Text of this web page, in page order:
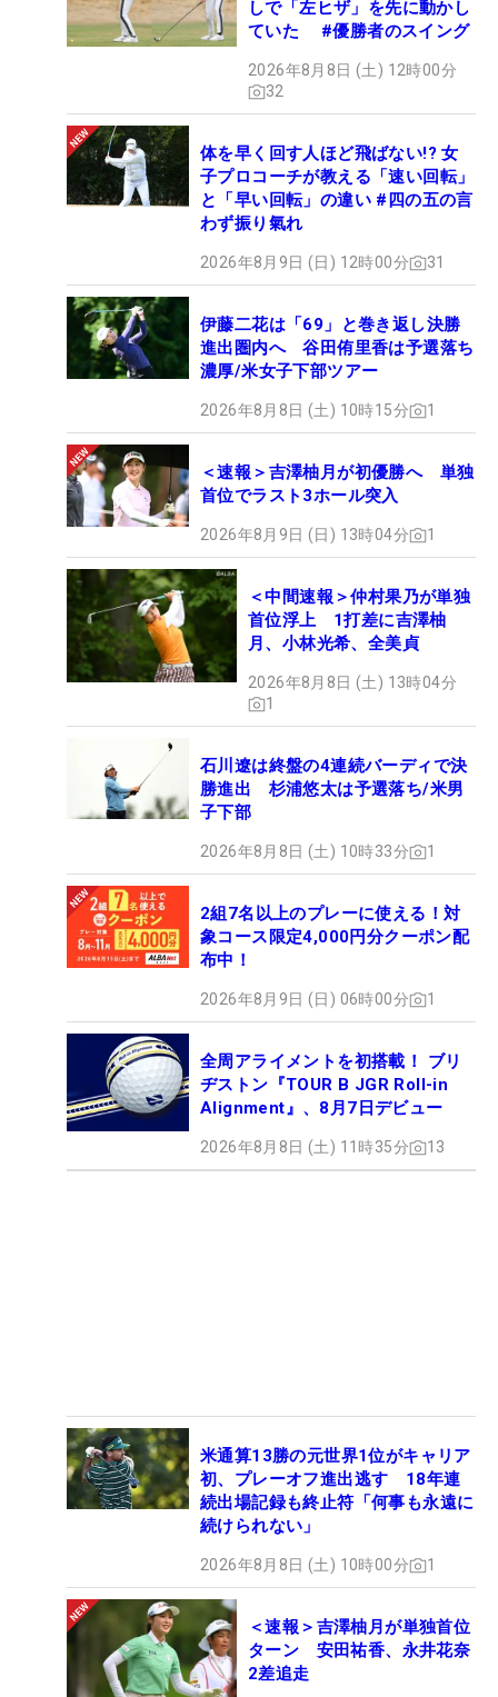
しで「左ヒザ」を先に動かし
ていた #優勝者のスイング
2026年8月8日 (土) 12時00分
32
体を早く回す人ほど飛ばない!? 女
子プロコーチが教える「速い回転」
と「早い回転」の違い #四の五の言
わず振り氣れ
2026年8月9日 (日) 12時00分 31
伊藤二花は「69」と巻き返し決勝
進出圏内へ 谷田侑里香は予選落ち
濃厚/米女子下部ツアー
2026年8月8日 (土) 10時15分 1
＜速報＞吉澤柚月が初優勝へ 単独
首位でラスト3ホール突入
2026年8月9日 (日) 13時04分 1
＜中間速報＞仲村果乃が単独
首位浮上 1打差に吉澤柚
月、小林光希、全美貞
2026年8月8日 (土) 13時04分
1
石川遼は終盤の4連続バーディで決
勝進出 杉浦悠太は予選落ち/米男
子下部
2026年8月8日 (土) 10時33分 1
2組7名以上のプレーに使える！対
象コース限定4,000円分クーポン配
布中！
2026年8月9日 (日) 06時00分 1
全周アライメントを初搭載！ ブリ
ヂストン『TOUR B JGR Roll-in
Alignment』、8月7日デビュー
2026年8月8日 (土) 11時35分 13
米通算13勝の元世界1位がキャリア
初、プレーオフ進出逃す 18年連
続出場記録も終止符「何事も永遠に
続けられない」
2026年8月8日 (土) 10時00分 1
＜速報＞吉澤柚月が単独首位
ターン 安田祐香、永井花奈
2差追走